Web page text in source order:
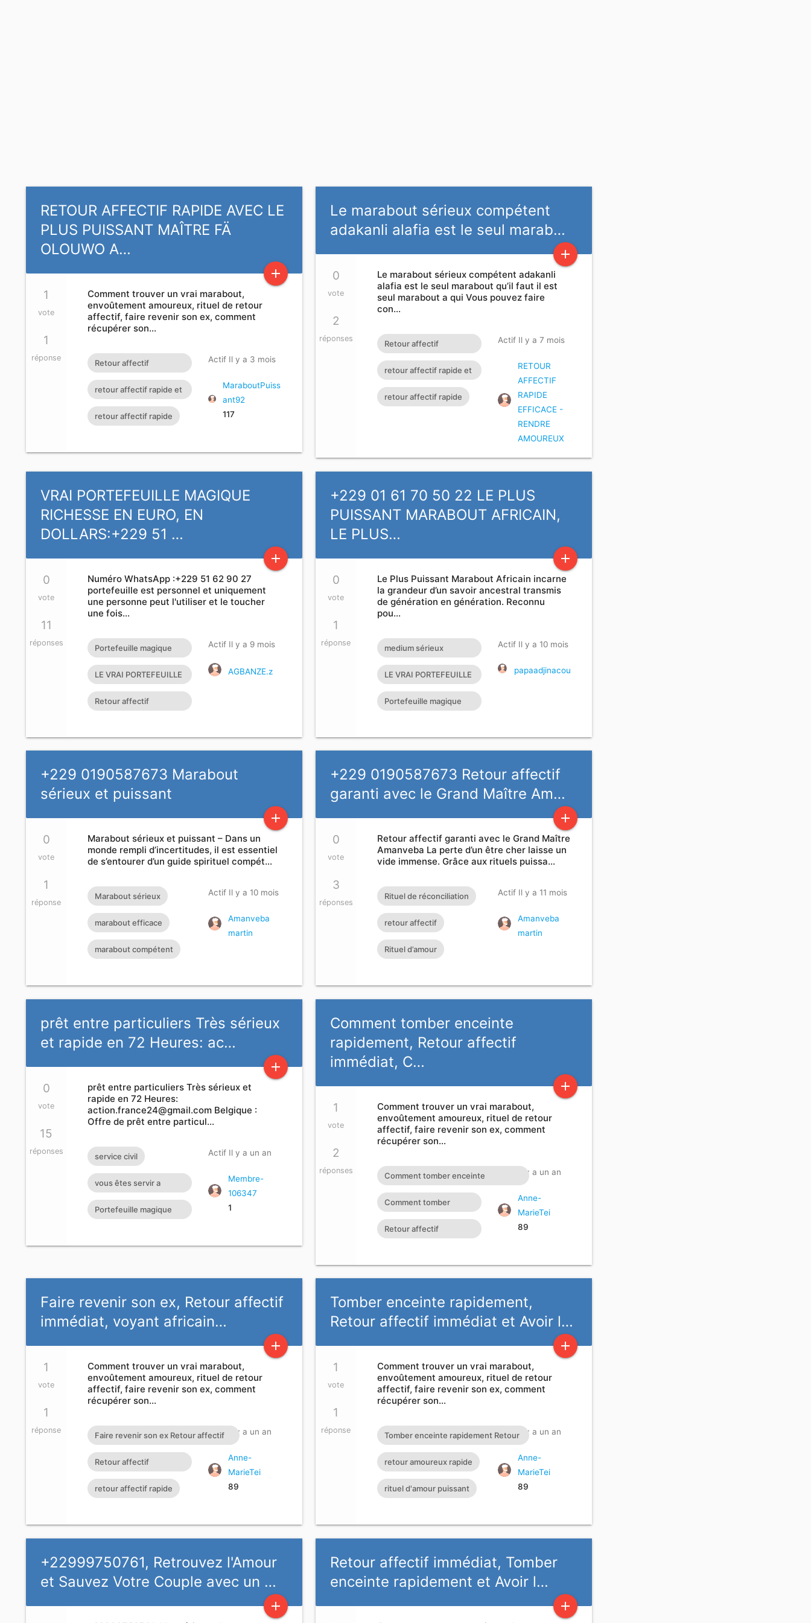
RETOUR AFFECTIF RAPIDE AVEC LE
PLUS PUISSANT MAÎTRE FÄ
OLOUWO A…
add
1
vote
1
réponse
Comment trouver un vrai marabout,
envoûtement amoureux, rituel de retour
affectif, faire revenir son ex, comment
récupérer son…
Retour affectif
amoureux immédiat
gratuit Rituel retour
affectif
retour affectif rapide et
efficace
retour affectif rapide
Actif Il y a 3 mois
MaraboutPuiss
ant92
117
Le marabout sérieux compétent
adakanli alafia est le seul marab…
add
0
vote
2
réponses
Le marabout sérieux compétent adakanli
alafia est le seul marabout qu’il faut il est
seul marabout a qui Vous pouvez faire
con…
Retour affectif
amoureux immédiat
gratuit Rituel retour
affectif
retour affectif rapide et
efficace
retour affectif rapide
Actif Il y a 7 mois
RETOUR
AFFECTIF
RAPIDE
EFFICACE -
RENDRE
AMOUREUX
VRAI PORTEFEUILLE MAGIQUE
RICHESSE EN EURO, EN
DOLLARS:+229 51 …
add
0
vote
11
réponses
Numéro WhatsApp :+229 51 62 90 27
portefeuille est personnel et uniquement
une personne peut l'utiliser et le toucher
une fois…
Portefeuille magique
très efficace
LE VRAI PORTEFEUILLE
MAGIQUE EXISTE T’IL?
Retour affectif
gratuit Rituel retour
Actif Il y a 9 mois
AGBANZE.z
+229 01 61 70 50 22 LE PLUS
PUISSANT MARABOUT AFRICAIN,
LE PLUS…
add
0
vote
1
réponse
Le Plus Puissant Marabout Africain incarne
la grandeur d’un savoir ancestral transmis
de génération en génération. Reconnu
pou…
medium sérieux
compétent
LE VRAI PORTEFEUILLE
MAGIQUE EXISTE T’IL?
Portefeuille magique
Actif Il y a 10 mois
papaadjinacou
+229 0190587673 Marabout
sérieux et puissant
add
0
vote
1
réponse
Marabout sérieux et puissant – Dans un
monde rempli d’incertitudes, il est essentiel
de s’entourer d’un guide spirituel compét…
Marabout sérieux
marabout efficace
marabout compétent
Actif Il y a 10 mois
Amanveba
martin
+229 0190587673 Retour affectif
garanti avec le Grand Maître Am…
add
0
vote
3
réponses
Retour affectif garanti avec le Grand Maître
Amanveba La perte d’un être cher laisse un
vide immense. Grâce aux rituels puissa…
Rituel de réconciliation
retour affectif
Rituel d’amour
Actif Il y a 11 mois
Amanveba
martin
prêt entre particuliers Très sérieux
et rapide en 72 Heures: ac…
add
0
vote
15
réponses
prêt entre particuliers Très sérieux et
rapide en 72 Heures:
action.france24@gmail.com Belgique :
Offre de prêt entre particul…
service civil
vous êtes servir a
moins de 72h
Portefeuille magique
Actif Il y a un an
Membre-
106347
1
Comment tomber enceinte
rapidement, Retour affectif
immédiat, C…
add
1
vote
2
réponses
Comment trouver un vrai marabout,
envoûtement amoureux, rituel de retour
affectif, faire revenir son ex, comment
récupérer son…
Comment tomber enceinte
rapidement Retour affectif immédiat
Comment trouver un vrai marabout
voyant africain du retour d'affection
CONTACT SUR WHATSAPP : +233
57 651 4924
Comment tomber
enceinte rapidement
Retour affectif
Actif Il y a un an
Anne-
MarieTei
89
Faire revenir son ex, Retour affectif
immédiat, voyant africain…
add
1
vote
1
réponse
Comment trouver un vrai marabout,
envoûtement amoureux, rituel de retour
affectif, faire revenir son ex, comment
récupérer son…
Faire revenir son ex Retour affectif
immédiat voyant africain du retour
d'affection comment tomber
enceinte rapidement Comment
CONTACT SUR WHATSAPP : +233
57 651 4924
Retour affectif
amoureux immédiat
gratuit Rituel retour
retour affectif rapide
Actif Il y a un an
Anne-
MarieTei
89
Tomber enceinte rapidement,
Retour affectif immédiat et Avoir l…
add
1
vote
1
réponse
Comment trouver un vrai marabout,
envoûtement amoureux, rituel de retour
affectif, faire revenir son ex, comment
récupérer son…
Tomber enceinte rapidement Retour
affectif immédiat et Avoir la chance
rapide Comment trouver un vrai
marabout voyant africain du retour
CONTACT SUR WHATSAPP : +233
57 651 4924
retour amoureux rapide
rituel d'amour puissant
Actif Il y a un an
Anne-
MarieTei
89
+22999750761, Retrouvez l'Amour
et Sauvez Votre Couple avec un …
add
Retour affectif immédiat, Tomber
enceinte rapidement et Avoir l…
add